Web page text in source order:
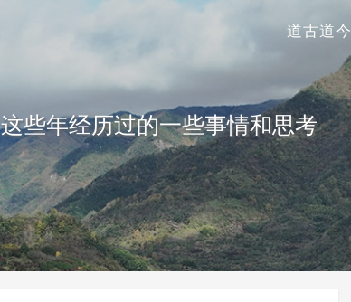
道古道今
这些年经历过的一些事情和思考